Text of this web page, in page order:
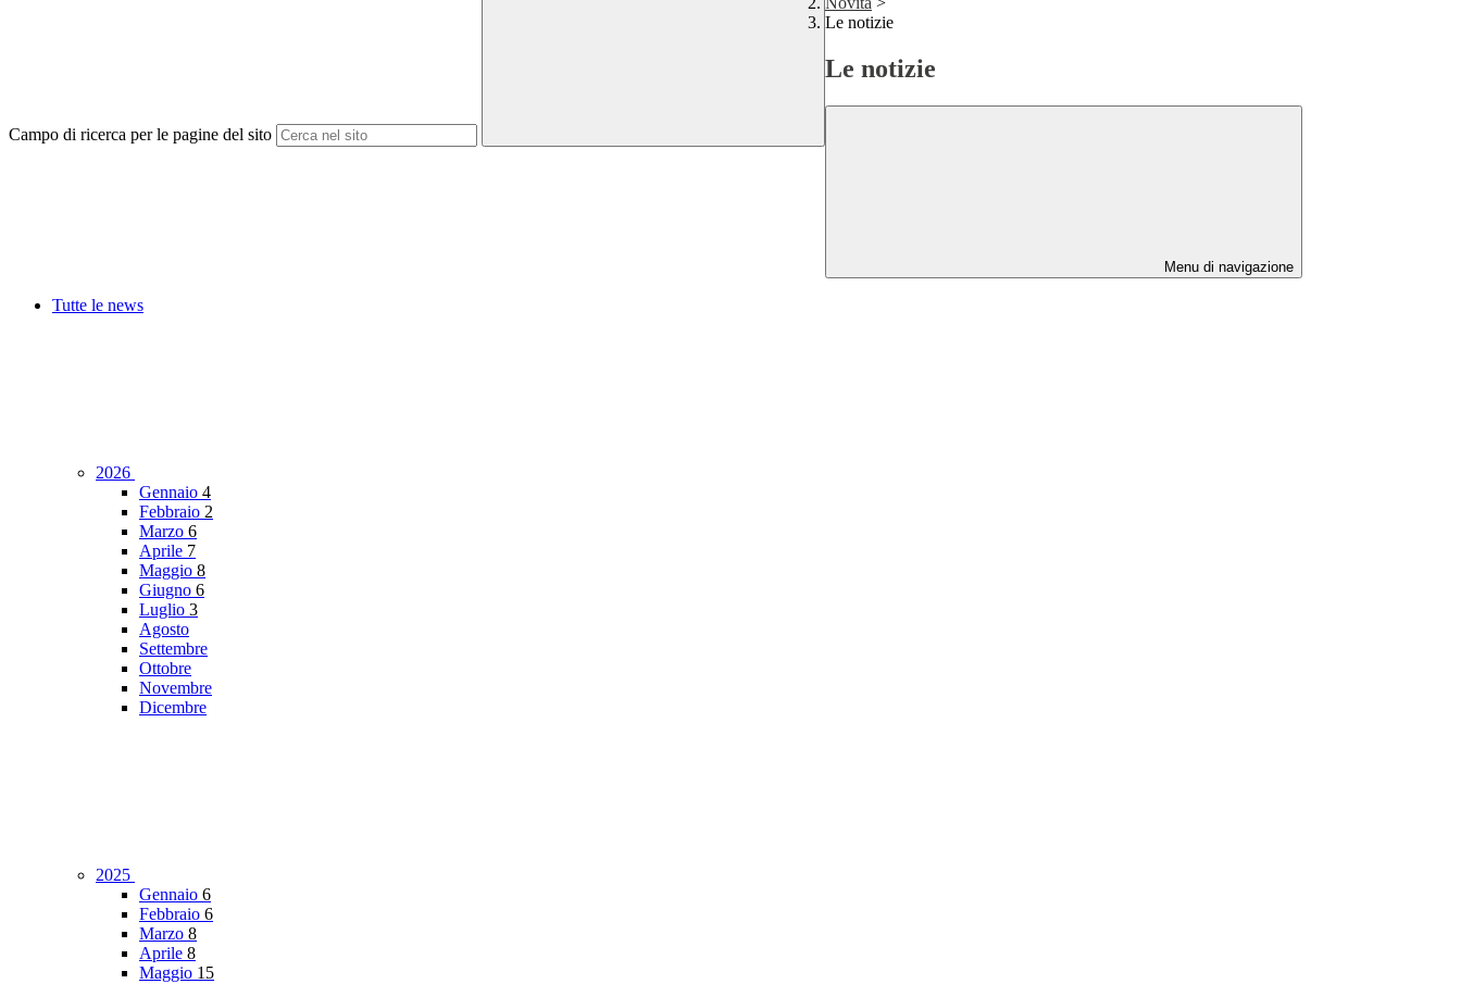
Campo di ricerca per le pagine del sito
Le notizie
Le notizie
Menu di navigazione
Tutte le news
2026
Gennaio 4
Febbraio 2
Marzo 6
Aprile 7
Maggio 8
Giugno 6
Luglio 3
Agosto
Settembre
Ottobre
Novembre
Dicembre
2025
Gennaio 6
Febbraio 6
Marzo 8
Aprile 8
Maggio 15